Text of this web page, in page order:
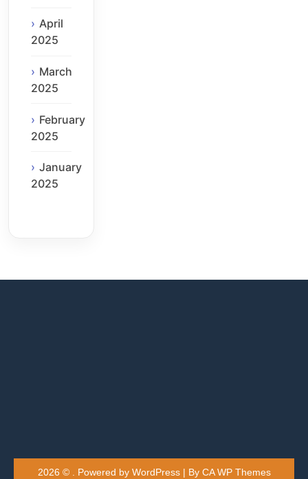
April
2025
March
2025
February
2025
January
2025
2026 © . Powered by WordPress | By CA WP Themes